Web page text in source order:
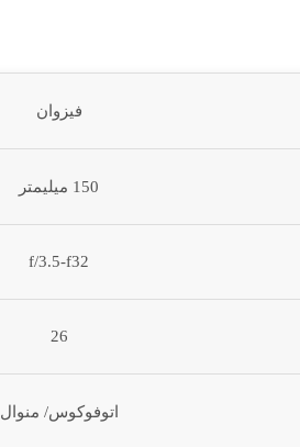
فیزوان
150 میلیمتر
f/3.5-f32
26
اتوفوکوس/ منوال